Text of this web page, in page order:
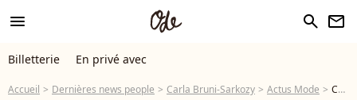
menu search newsletter
Billetterie En privé avec
Accueil Dernières news people Carla Bruni-Sarkozy Actus Mode Carla Bruni-Sarkozy présente sa petite soeur méconnue, Consuelo Remmert